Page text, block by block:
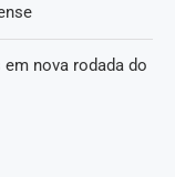
nova rodada do